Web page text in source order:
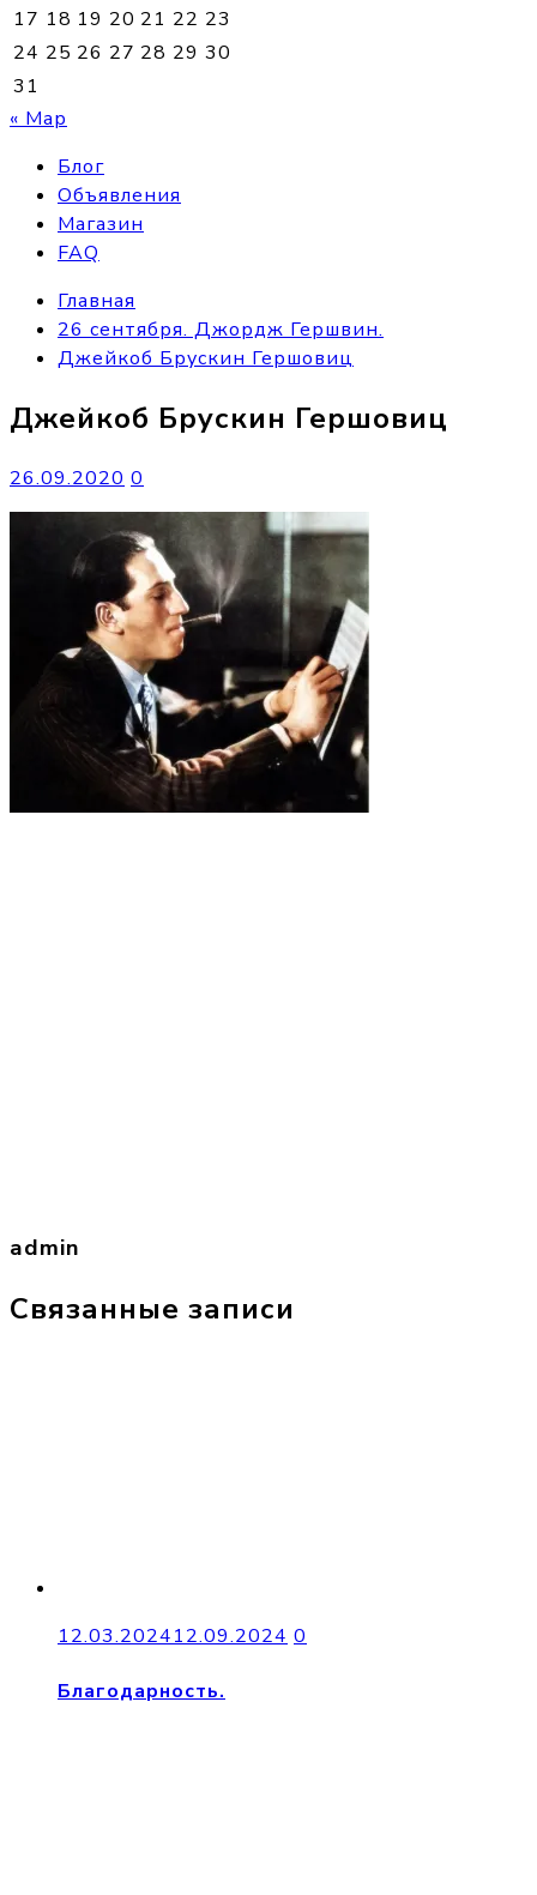
17 18 19 20 21 22 23
24 25 26 27 28 29 30
31
« Мар
Блог
Объявления
Магазин
FAQ
Главная
26 сентября. Джордж Гершвин.
Джейкоб Брускин Гершовиц
Джейкоб Брускин Гершовиц
26.09.2020 0
admin
Связанные записи
12.03.202412.09.2024 0
Благодарность.